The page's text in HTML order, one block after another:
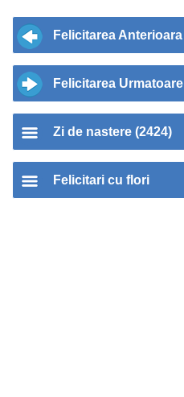
Felicitarea Anterioara
Felicitarea Urmatoare
Zi de nastere (2424)
Felicitari cu flori